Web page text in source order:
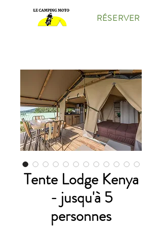
RÉSERVER
Tente Lodge Kenya
- jusqu'à 5
personnes